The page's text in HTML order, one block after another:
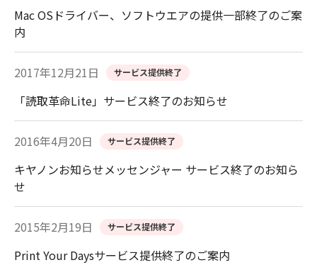
Mac OSドライバー、ソフトウエアの提供一部終了のご案
内
2017年12月21日 サービス提供終了
「読取革命Lite」サービス終了のお知らせ
2016年4月20日 サービス提供終了
キヤノンお知らせメッセンジャー サービス終了のお知ら
せ
2015年2月19日 サービス提供終了
Print Your Daysサービス提供終了のご案内